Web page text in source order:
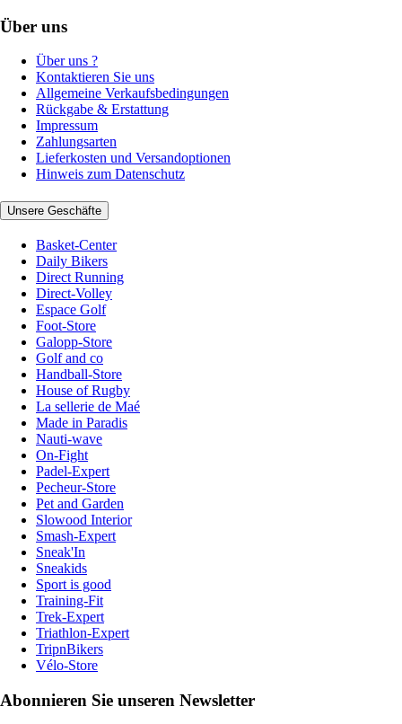
Über uns
Über uns ?
Kontaktieren Sie uns
Allgemeine Verkaufsbedingungen
Rückgabe & Erstattung
Impressum
Zahlungsarten
Lieferkosten und Versandoptionen
Hinweis zum Datenschutz
Unsere Geschäfte
Basket-Center
Daily Bikers
Direct Running
Direct-Volley
Espace Golf
Foot-Store
Galopp-Store
Golf and co
Handball-Store
House of Rugby
La sellerie de Maé
Made in Paradis
Nauti-wave
On-Fight
Padel-Expert
Pecheur-Store
Pet and Garden
Slowood Interior
Smash-Expert
Sneak'In
Sneakids
Sport is good
Training-Fit
Trek-Expert
Triathlon-Expert
TripnBikers
Vélo-Store
Abonnieren Sie unseren Newsletter